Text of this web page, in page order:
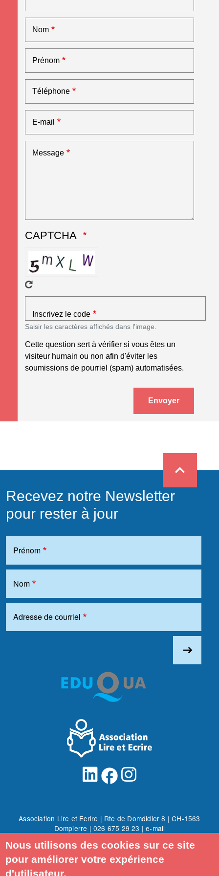
Nous utilisons des cookies sur ce site
pour améliorer votre expérience
d'utilisateur.
Nom
Prénom
Téléphone
E-mail
Message
CAPTCHA
Inscrivez le code
Saisir les caractères affichés dans l'image.
Cette question sert à vérifier si vous êtes un
visiteur humain ou non afin d'éviter les
soumissions de pourriel (spam) automatisées.
Envoyer
expand_less
Recevez notre Newsletter
pour rester à jour
Adresse de courriel
Nom
Prénom
east
facebook
Association Lire et Ecrire | Rte de Domdidier 8 | CH-1563
Dompierre | 026 675 29 23 |e-mail
Conditions générales| Politique de confidentialité